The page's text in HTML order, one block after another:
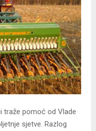
traže pomoć od Vlade
sjetve. Razlog